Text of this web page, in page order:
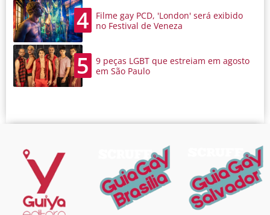
4
Filme gay PCD, 'London' será exibido
no Festival de Veneza
5
9 peças LGBT que estreiam em agosto
em São Paulo